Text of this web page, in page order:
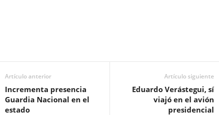
Artículo anterior
Incrementa presencia
Guardia Nacional en el
estado
Artículo siguiente
Eduardo Verástegui, sí
viajó en el avión
presidencial